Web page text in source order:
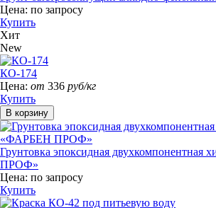
Цена: по запросу
Купить
Хит
New
КО-174
Цена: от 336 руб/кг
Купить
Грунтовка эпоксидная двухкомпонентная
ПРОФ»
Цена: по запросу
Купить